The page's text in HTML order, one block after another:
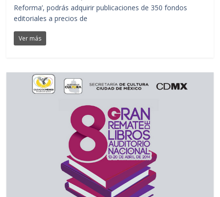
Reforma’, podrás adquirir publicaciones de 350 fondos
editoriales a precios de
Ver más